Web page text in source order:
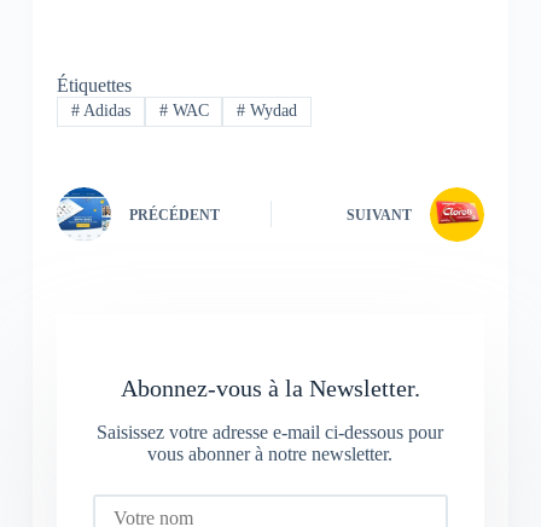
Étiquettes
#Adidas #WAC # Wydad
PRÉCÉDENT SUIVANT
Abonnez-vous à la Newsletter.
Saisissez votre adresse e-mail ci-dessous pour
vous abonner à notre newsletter.